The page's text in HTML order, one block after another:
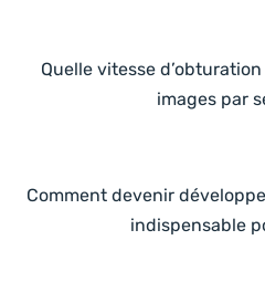
Quelle vitesse
images par
Comment devenir
indispensable